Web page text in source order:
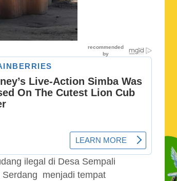
ilegal di Desa Sempali
Serdang menjadi tempat